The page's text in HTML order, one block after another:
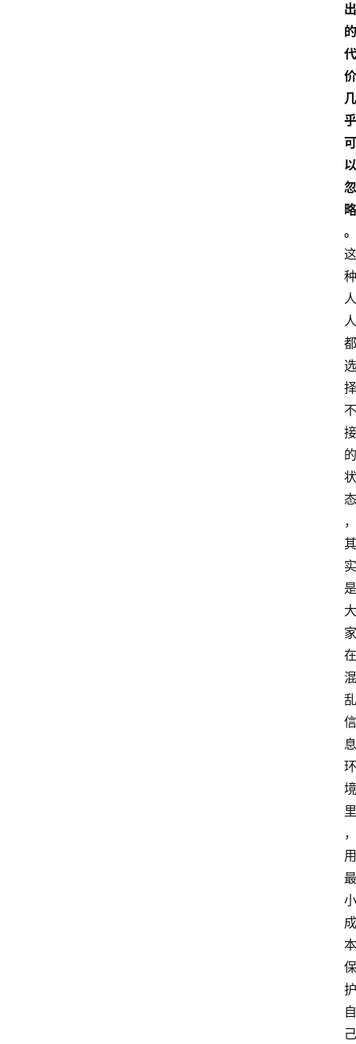
出
的
代
价
几
乎
可
以
忽
略
。
这
种
人
人
都
选
择
不
接
的
状
态
，
其
实
是
大
家
在
混
乱
信
息
环
境
里
，
用
最
小
成
本
保
护
自
己